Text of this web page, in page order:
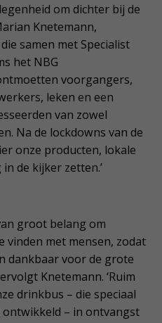
om dichter bij de
Knetemann,
samen met Specialist
het NBG
voorgangers,
leken en een
van zowel
Na de lockdowns van de
onze producten, lokale
de kijker zetten.’
groot belang om
vinden met mensen, zodat
dankbaar voor de grote
Knetemann. ‘Ruim
drinkbus – die speciaal
– in ontvangst